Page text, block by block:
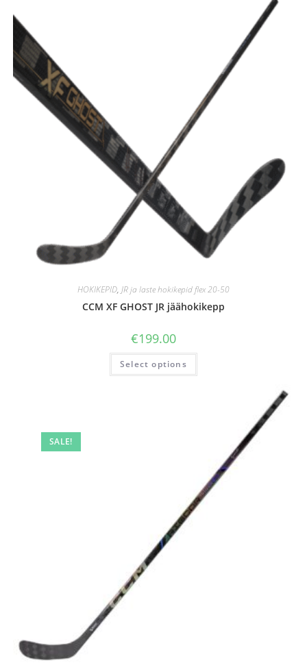
HOKIKEPID, JR ja laste hokikepid flex 20-50
CCM XF GHOST JR jäähokikepp
€199.00
Select options
SALE!